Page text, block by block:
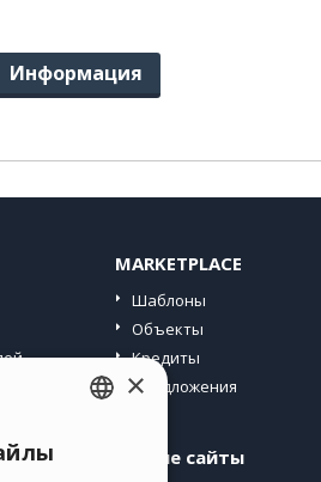
Информация
MARKETPLACE
Шаблоны
Объекты
Кредиты
Предложения
Другие сайты
×